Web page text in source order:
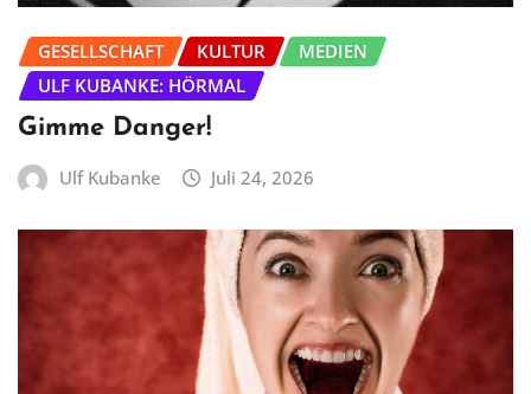
GESELLSCHAFT KULTUR
MEDIEN
ULF KUBANKE: HÖRMAL
Gimme Danger!
Ulf Kubanke Juli 24, 2026